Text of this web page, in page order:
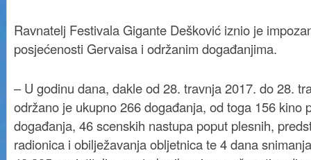
Ravnatelj Festivala Gigante Dešković iznio je
posjećenosti Gervaisa i održanim događanjima.
– U godinu dana, dakle od 28. travnja 2017. do 28.
održano je ukupno 266 događanja, od toga 156 kino
događanja, 46 scenskih nastupa poput plesnih,
radionica i obilježavanja obljetnica te 4 dana